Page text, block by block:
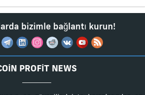
bizimle bağlantı kurun!
PROFIT NEWS